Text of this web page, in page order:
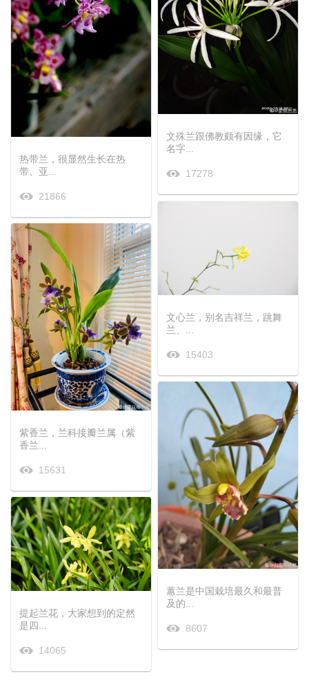
热带兰，很显然生长在热
带、亚...
21866
文殊兰跟佛教颇有因缘，它
名字...
17278
紫香兰，兰科接瓣兰属（紫
香兰...
15631
文心兰，别名吉祥兰，跳舞
兰、...
15403
提起兰花，大家想到的定然
是四...
14065
蕙兰是中国栽培最久和最普
及的...
8607